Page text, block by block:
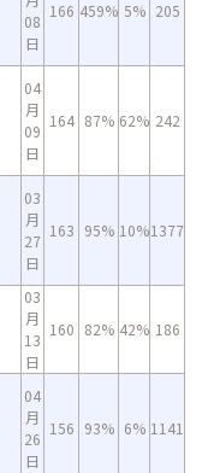
08
日
166 459% 5% 205
04
月
09
日
164 87% 62% 242
03
月
27
日
163 95% 10%1377
03
月
13
日
160 82% 42% 186
04
月
26
日
156 93% 6% 1141